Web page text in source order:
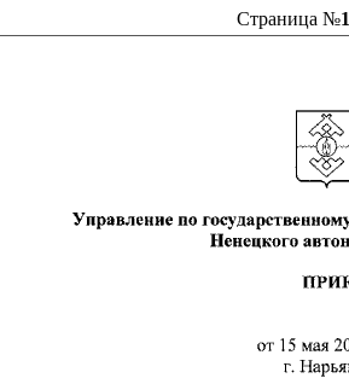
Страница №1